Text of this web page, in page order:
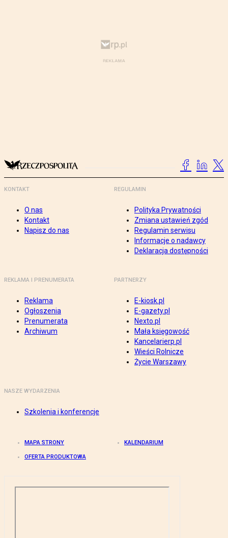
KONTAKT
O nas
Kontakt
Napisz do nas
REGULAMIN
Polityka Prywatności
Zmiana ustawień zgód
Regulamin serwisu
Informacje o nadawcy
Deklaracja dostępności
REKLAMA I PRENUMERATA
Reklama
Ogłoszenia
Prenumerata
Archiwum
PARTNERZY
E-kiosk.pl
E-gazety.pl
Nexto.pl
Mała księgowość
Kancelarierp.pl
Wieści Rolnicze
Życie Warszawy
NASZE WYDARZENIA
Szkolenia i konferencje
MAPA STRONY KALENDARIUM
OFERTA PRODUKTOWA